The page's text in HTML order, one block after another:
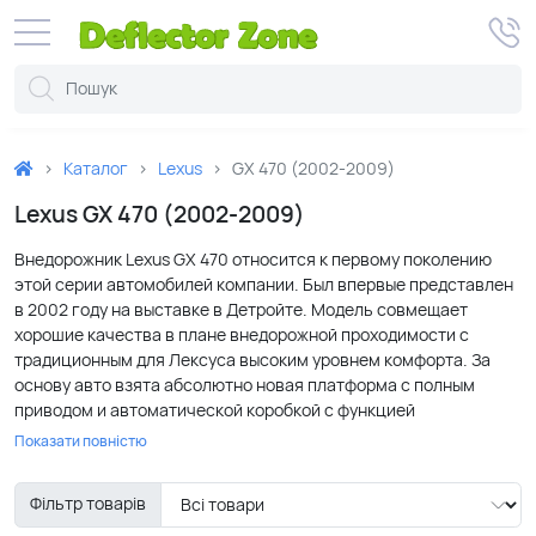
Каталог Lexus GX 470 (2002-2009)
Lexus GX 470 (2002-2009)
Внедорожник Lexus GX 470 относится к первому поколению
этой серии автомобилей компании. Был впервые представлен
в 2002 году на выставке в Детройте. Модель совмещает
хорошие качества в плане внедорожной проходимости с
традиционным для Лексуса высоким уровнем комфорта. За
основу авто взята абсолютно новая платформа с полным
приводом и автоматической коробкой с функцией
понижающей передачи. Подвеска AVS позволяет
кнопки. При этом на бездорожье можно приподнять кузов, а на
ровной дороге прижать автомобиль плотнее к трассе. Это
Показати повністю
Фільтр товарів